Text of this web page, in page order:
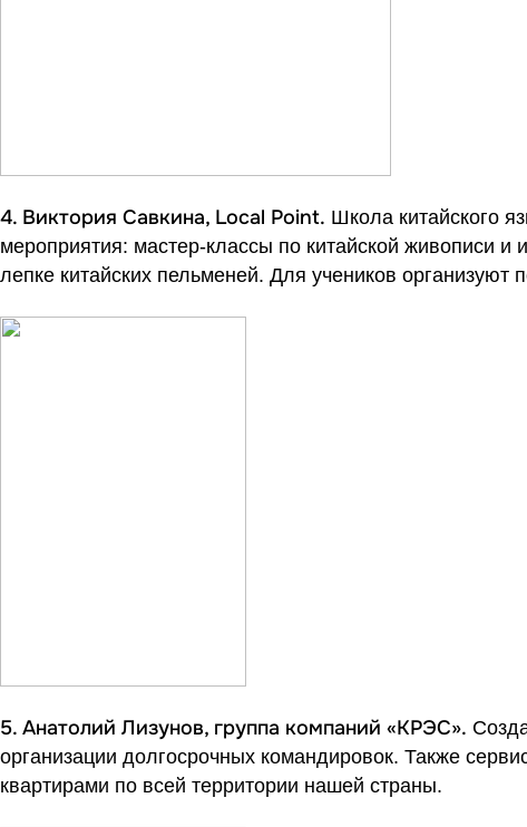
4. Виктория Савкина, Local Point. Школа китайского
мероприятия: мастер-классы по китайской живописи
лепке китайских пельменей. Для учеников организуют
5. Анатолий Лизунов, группа компаний «КРЭС».
организации долгосрочных командировок. Также
квартирами по всей территории нашей страны.